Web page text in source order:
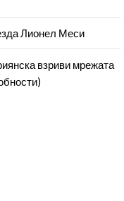
Лионел Меси
взриви мрежата